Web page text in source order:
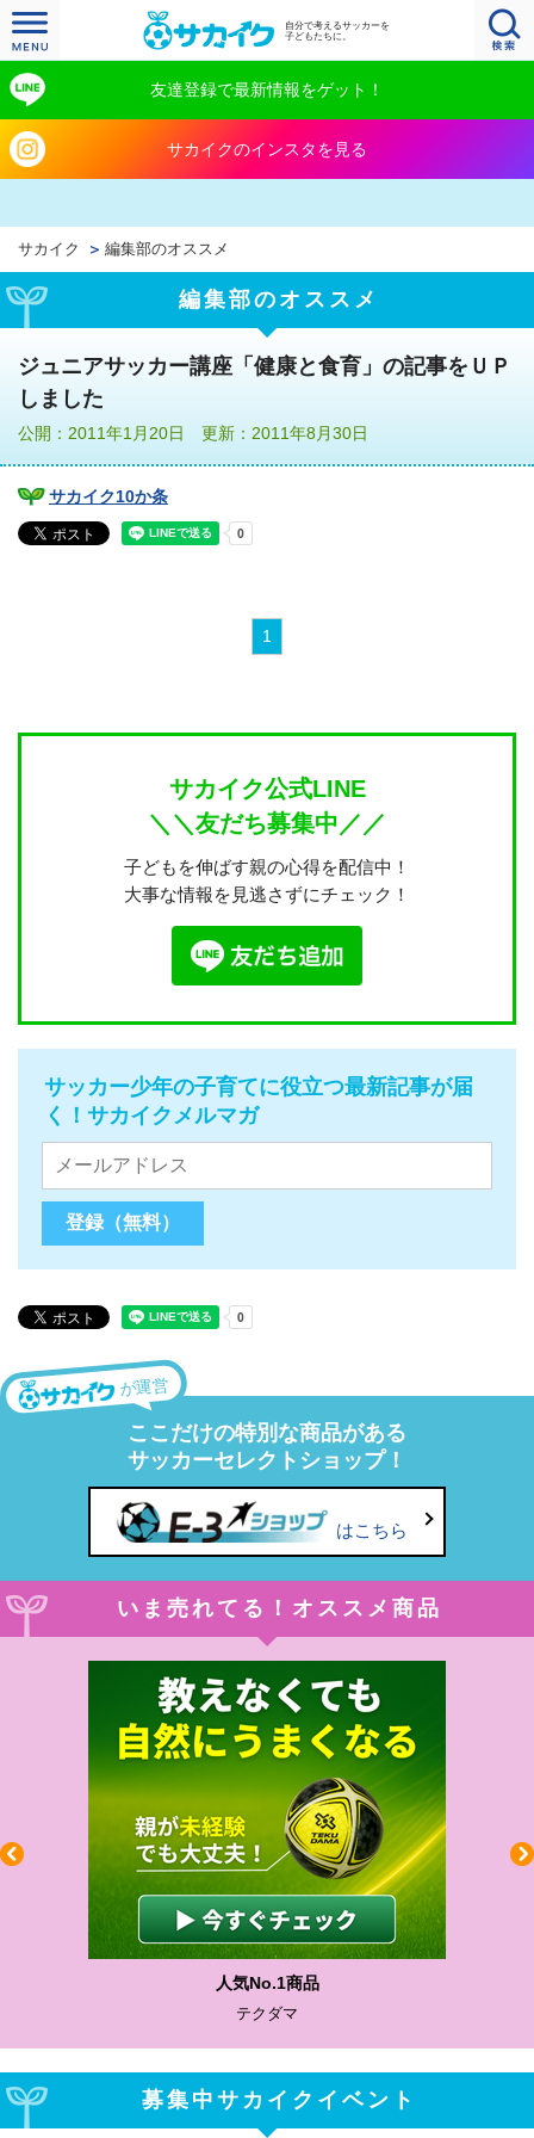
自分で考えるサッカーを
子どもたちに。
友達登録で最新情報をゲット！
サカイクのインスタを見る
サカイク 編集部のオススメ
編集部のオススメ
ジュニアサッカー講座「健康と食育」の記事をＵＰ
しました
公開：2011年1月20日 更新：2011年8月30日
サカイク10か条
1
サカイク公式LINE
＼＼友だち募集中／／
子どもを伸ばす親の心得を配信中！
大事な情報を見逃さずにチェック！
サッカー少年の子育てに役立つ最新記事が届
く！サカイクメルマガ
が運営
ここだけの特別な商品がある
サッカーセレクトショップ！
はこちら
いま売れてる！オススメ商品
人気No.1商品
テクダマ
募集中サカイクイベント